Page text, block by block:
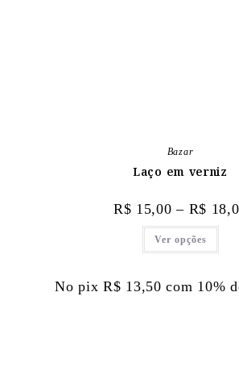
Bazar
Laço em verniz
R$ 15,00 – R$
Ver opções
No pix R$ 13,50 com 10%